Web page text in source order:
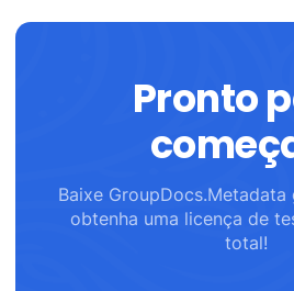
Pronto
Baixe
obtenha uma licença de
total!